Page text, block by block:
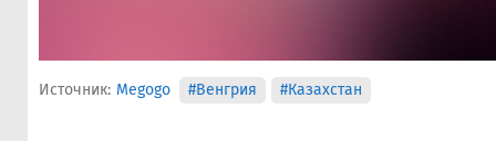
Источник: Megogo #Венгрия #Казахстан